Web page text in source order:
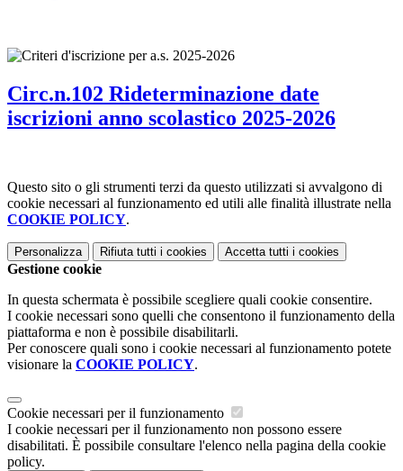
Circ.n.102 Rideterminazione date
iscrizioni anno scolastico 2025-2026
Questo sito o gli strumenti terzi da questo utilizzati si avvalgono di
cookie necessari al funzionamento ed utili alle finalità illustrate nella
COOKIE POLICY.
Personalizza Rifiuta tutti i cookies Accetta tutti i cookies
Gestione cookie
In questa schermata è possibile scegliere quali cookie consentire.
I cookie necessari sono quelli che consentono il funzionamento della
piattaforma e non è possibile disabilitarli.
Per conoscere quali sono i cookie necessari al funzionamento potete
visionare la COOKIE POLICY.
Cookie necessari per il funzionamento
I cookie necessari per il funzionamento non possono essere
disabilitati. È possibile consultare l'elenco nella pagina della cookie
policy.